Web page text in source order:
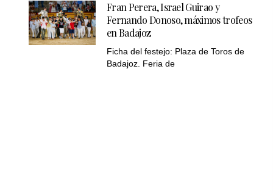
Fran Perera, Israel Guirao y
Fernando Donoso, máximos trofeos
en Badajoz
Ficha del festejo: Plaza de Toros de
Badajoz. Feria de